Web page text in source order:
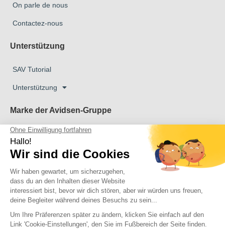
On parle de nous
Contactez-nous
Unterstützung
SAV Tutorial
Unterstützung
Marke der Avidsen-Gruppe
Marke Avidsen
Marke Extel
Das Unternehmen Thomson
Das Unternehmen Philips
Copyright 2026 © Alle Rechte vorbehalten Avidsen